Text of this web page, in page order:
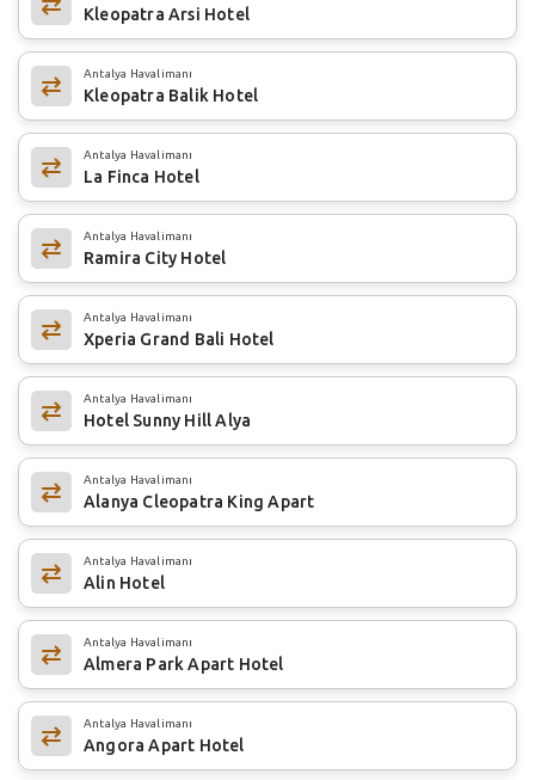
Kleopatra Arsi Hotel
Antalya Havalimanı
Kleopatra Balik Hotel
Antalya Havalimanı
La Finca Hotel
Antalya Havalimanı
Ramira City Hotel
Antalya Havalimanı
Xperia Grand Bali Hotel
Antalya Havalimanı
Hotel Sunny Hill Alya
Antalya Havalimanı
Alanya Cleopatra King Apart
Antalya Havalimanı
Alin Hotel
Antalya Havalimanı
Almera Park Apart Hotel
Antalya Havalimanı
Angora Apart Hotel